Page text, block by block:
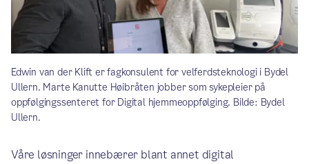
Edwin van der Klift er fagkonsulent for velferdsteknologi i Bydel
Ullern. Marte Kanutte Høibråten jobber som sykepleier på
oppfølgingssenteret for Digital hjemmeoppfølging. Bilde: Bydel
Ullern.
Våre løsninger innebærer blant annet digital